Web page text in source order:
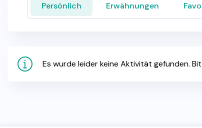
Persönlich Erwähnungen
Es wurde leider keine Aktivität gefunden.